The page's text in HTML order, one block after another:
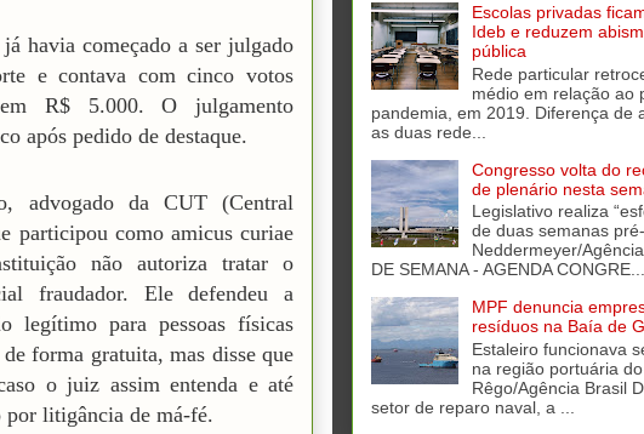
havia começado a ser julgado
e contava com cinco votos
R$ 5.000. O julgamento
após pedido de destaque.
advogado da CUT (Central
participou como amicus curiae
não autoriza tratar o
fraudador. Ele defendeu a
legítimo para pessoas físicas
forma gratuita, mas disse que
o juiz assim entenda e até
por litigância de má-fé.
Escolas privadas
Ideb e reduzem
pública
Rede particular
médio em relação ao
pandemia, em 2019. Diferença de
as duas rede...
Congresso volta do
de plenário nesta
Legislativo realiza
de duas semanas
Neddermeyer/
DE SEMANA - AGENDA CONGRE...
MPF denuncia
resíduos na Baía de
Estaleiro funcionava
na região portuária
Rêgo/Agência Brasil
setor de reparo naval, a ...